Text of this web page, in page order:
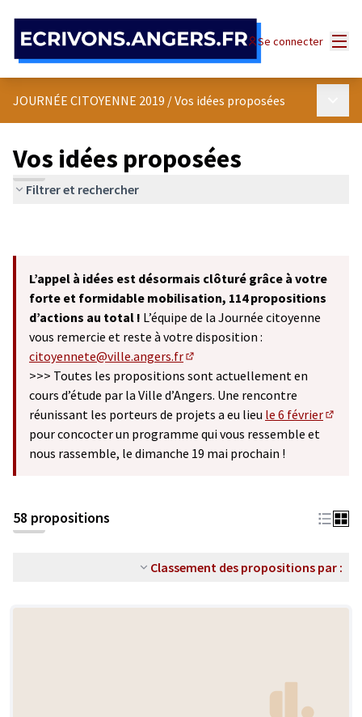
Se connecter
JOURNÉE CITOYENNE 2019 /Vos idées proposées
Vos idées proposées
Filtrer et rechercher
L’appel à idées est désormais clôturé grâce à votre
forte et formidable mobilisation, 114 propositions
d’actions au total ! L’équipe de la Journée citoyenne
vous remercie et reste à votre disposition :
citoyennete@ville.angers.fr
(S'ouvre dans un nouvel onglet)
>>> Toutes les propositions sont actuellement en
cours d’étude par la Ville d’Angers. Une rencontre
réunissant les porteurs de projets a eu lieu le 6 février
pour concocter un programme qui vous ressemble et
nous rassemble, le dimanche 19 mai prochain !
58 propositions
Classement des propositions par :